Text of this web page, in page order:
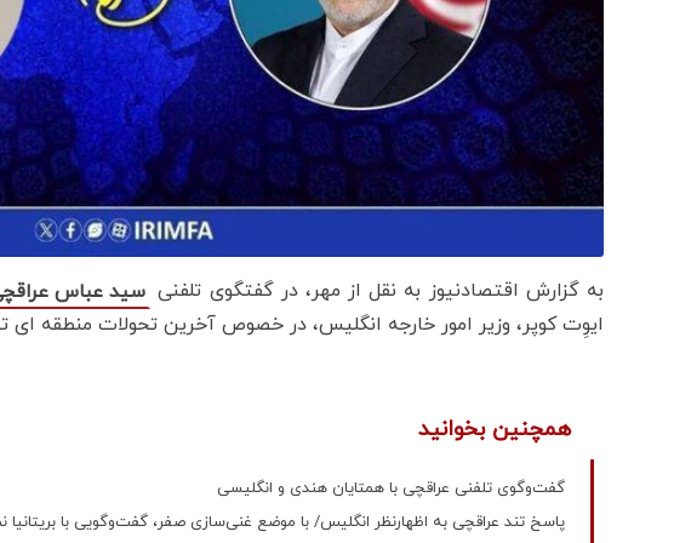
به گزارش اقتصادنیوز به نقل از مهر، در گفتگوی تلفنی سید عباس
ایوِت کوپر، وزیر امور خارجه انگلیس، در خصوص آخرین تحولات منطقه ای
همچنین بخوانید
گفت‌وگوی تلفنی عراقچی با همتایان هندی و انگلیسی
پاسخ تند عراقچی به اظهارنظر انگلیس/ با موضع غنی‌سازی صفر، گفت‌وگویی با بریتانیا